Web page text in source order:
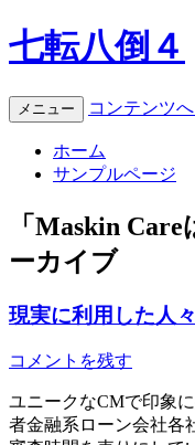
七転八倒４
メニュー コンテンツ
ホーム
サンプルページ
「 Maskin Care
ーカイブ
現実に利用した人
コメントを残す
ユニークなCMで印象
者金融系ローン会社各